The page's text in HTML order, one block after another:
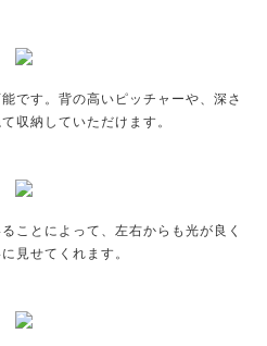
です。背の高いピッチャーや、深さ
収納していただけます。
ことによって、左右からも光が良く
見せてくれます。